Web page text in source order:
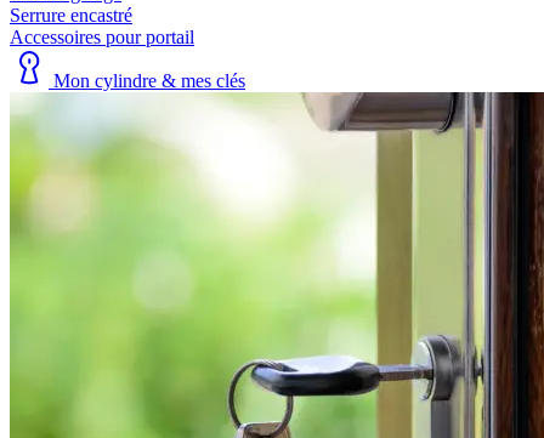
Serrure encastré
Accessoires pour portail
Mon cylindre & mes clés